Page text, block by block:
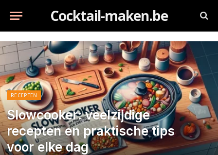
Cocktail-maken.be
RECEPTEN
Slowcooker: veelzijdige
recepten en praktische tips
voor elke dag